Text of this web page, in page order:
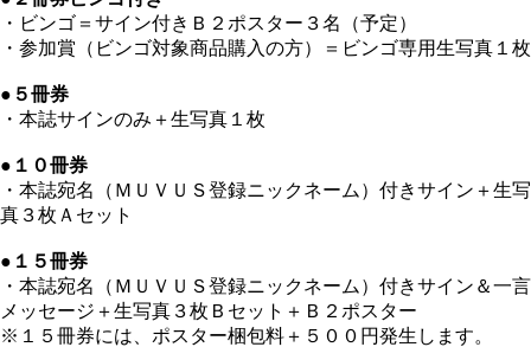
・ビンゴ＝サイン付きＢ２ポスター３名（予定）
・参加賞（ビンゴ対象商品購入の方）＝ビンゴ専用生写真１枚
●５冊券
・本誌サインのみ＋生写真１枚
●１０冊券
・本誌宛名（ＭＵＶＵＳ登録ニックネーム）付きサイン＋生写
真３枚Ａセット
●１５冊券
・本誌宛名（ＭＵＶＵＳ登録ニックネーム）付きサイン＆一言
メッセージ＋生写真３枚Ｂセット＋Ｂ２ポスター
※１５冊券には、ポスター梱包料＋５００円発生します。